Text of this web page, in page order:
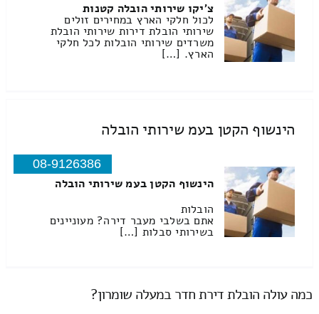
צ'יקו שירותי הובלה קטנות
לכול חלקי הארץ במחירים זולים
שירותי הובלת דירות שירותי הובלת
משרדים שירותי הובלות לכל חלקי
הארץ. […]
הינשוף הקטן בעמ שירותי הובלה
08-9126386
הינשוף הקטן בעמ שירותי הובלה
הובלות
אתם בשלבי מעבר דירה? מעוניינים
בשירותי סבלות […]
כמה עולה הובלת דירת חדר במעלה שומרון?